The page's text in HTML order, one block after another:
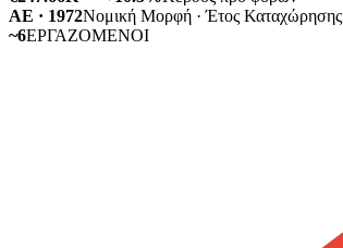
ΑΕ · 1972Νομική Μορφή · Έτος Καταχώρησης
~6ΕΡΓΑΖΟΜΕΝΟΙ